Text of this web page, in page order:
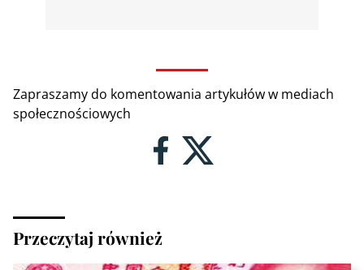
Zapraszamy do komentowania artykułów w mediach
społecznościowych
Przeczytaj również